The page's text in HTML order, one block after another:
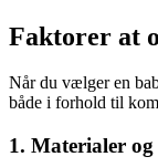
Faktorer at
Når du vælger en
både i forhold til
1. Materialer